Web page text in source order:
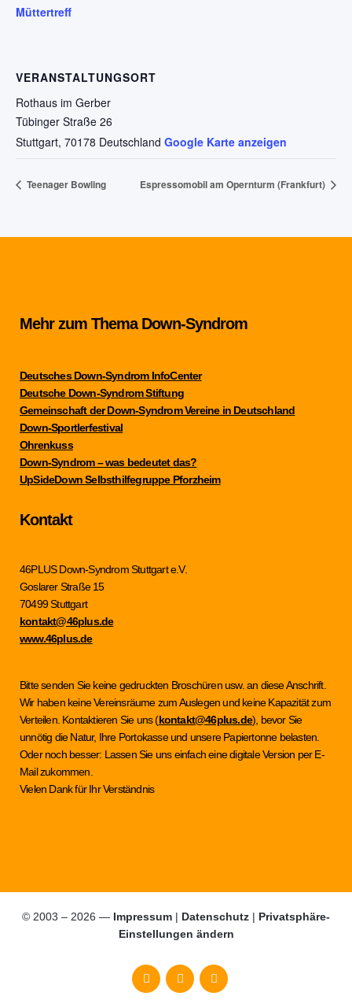
Müttertreff
VERANSTALTUNGSORT
Rothaus im Gerber
Tübinger Straße 26
Stuttgart, 70178 Deutschland Google Karte anzeigen
Teenager Bowling Espressomobil am Opernturm (Frankfurt)
Mehr zum Thema Down-Syndrom
Deutsches Down-Syndrom InfoCenter
Deutsche Down-Syndrom Stiftung
Gemeinschaft der Down-Syndrom Vereine in Deutschland
Down-Sportlerfestival
Ohrenkuss
Down-Syndrom – was bedeutet das?
UpSideDown Selbsthilfegruppe Pforzheim
Kontakt
46PLUS Down-Syndrom Stuttgart e.V.
Goslarer Straße 15
70499 Stuttgart
kontakt@46plus.de
www.46plus.de
Bitte senden Sie keine gedruckten Broschüren usw. an diese Anschrift.
Wir haben keine Vereinsräume zum Auslegen und keine Kapazität zum
Verteilen. Kontaktieren Sie uns (kontakt@46plus.de), bevor Sie
unnötig die Natur, Ihre Portokasse und unsere Papiertonne belasten.
Oder noch besser: Lassen Sie uns einfach eine digitale Version per E-
Mail zukommen.
Vielen Dank für Ihr Verständnis
© 2003 – 2026 — Impressum | Datenschutz | Privatsphäre-
Einstellungen ändern